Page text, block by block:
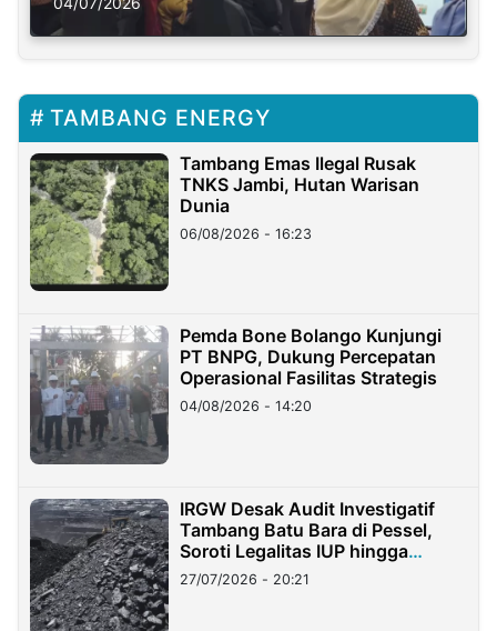
TAMBANG ENERGY
Tambang Emas Ilegal Rusak
TNKS Jambi, Hutan Warisan
Dunia
06/08/2026 - 16:23
Pemda Bone Bolango Kunjungi
PT BNPG, Dukung Percepatan
Operasional Fasilitas Strategis
04/08/2026 - 14:20
IRGW Desak Audit Investigatif
Tambang Batu Bara di Pessel,
Soroti Legalitas IUP hingga
Stockpile
27/07/2026 - 20:21